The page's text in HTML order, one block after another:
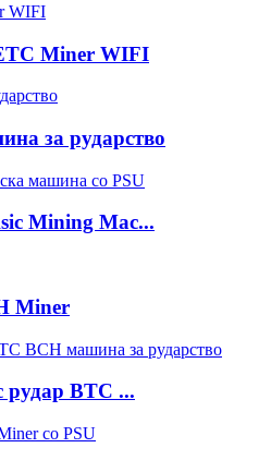
Miner WIFI
за рударство
Mining Mac...
Miner
рудар BTC ...